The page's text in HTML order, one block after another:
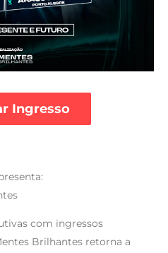
com ingressos
Brilhantes retorna a
Ingresso